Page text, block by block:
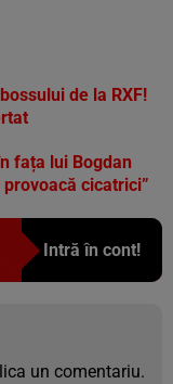
de la RXF!
fața lui Bogdan
cicatrici”
Intră în cont!
un comentariu.